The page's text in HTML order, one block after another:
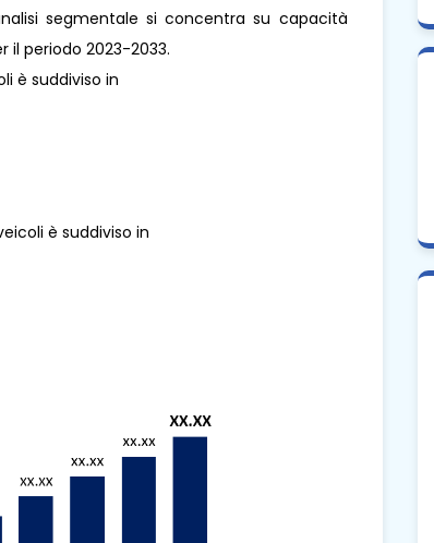
segmentale si concentra su capacità
periodo 2023-2033.
è suddiviso in
è suddiviso in